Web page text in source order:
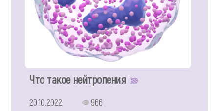
Что такое нейтропения
20.10.2022
966